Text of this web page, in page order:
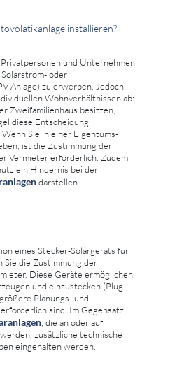
installieren?
und Unternehmen
oder
Anlage) zu erwerben. Jedoch
Wohnverhältnissen ab:
Zweifamilienhaus besitzen,
diese Entscheidung
Sie in einer Eigentums-
ist die Zustimmung der
Vermieter erforderlich. Zudem
ein Hindernis bei der
darstellen.
eines Stecker-Solargeräts für
Sie die Zustimmung der
Diese Geräte ermöglichen
und einzustecken (Plug-
Planungs- und
sind. Im Gegensatz
, die an oder auf
zusätzliche technische
eingehalten werden.